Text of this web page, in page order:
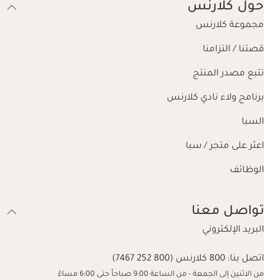
حول كلارنس
مجموعة كلارنس
قصتنا / التزامنا
تتبع مصدر المنتج
برنامج ولاء نادي كلارنس
السبا
اعثر على متجر / سبا
الوظائف
تواصل معنا
البريد الإلكتروني
اتصل بنا: 800 كلارنس (800 252 7467)
من الاثنين إلى الجمعة - من الساعة 9:00 صباحاً حتى 6:00 مساءً